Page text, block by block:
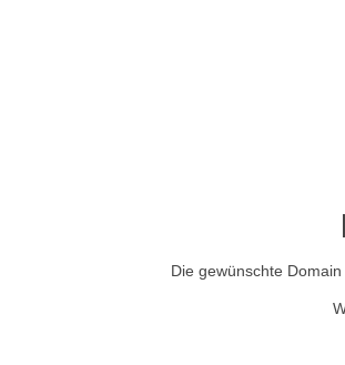
Die gewünschte